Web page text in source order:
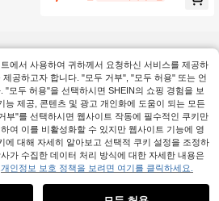
에서 사용하여 귀하께서 요청하신 서비스를 제공하
공하고자 합니다. "모두 거부", "모두 허용" 또는 언
"모두 허용"을 선택하시면 SHEIN의 쇼핑 경험을 보
능 제공, 콘텐츠 및 광고 개인화에 도움이 되는 모든
부"를 선택하시면 웹사이트 작동에 필수적인 쿠키만
여 이를 비활성화할 수 있지만 웹사이트 기능에 영
에 대해 자세히 알아보고 선택적 쿠키 설정을 조정하
가 수집한 데이터 처리 방식에 대한 자세한 내용은
개인정보 보호 정책을 보려면 여기를 클릭하세요.